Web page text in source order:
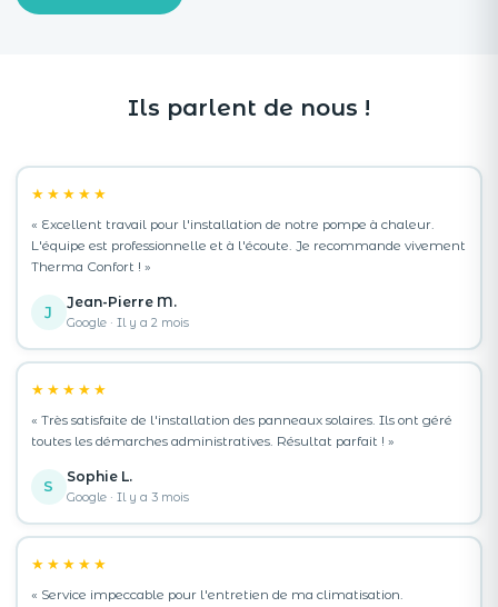
Ils parlent de nous !
★★★★★
« Excellent travail pour l'installation de notre pompe à chaleur.
L'équipe est professionnelle et à l'écoute. Je recommande vivement
Therma Confort ! »
J
Jean-Pierre M.
Google · Il y a 2 mois
★★★★★
« Très satisfaite de l'installation des panneaux solaires. Ils ont géré
toutes les démarches administratives. Résultat parfait ! »
S
Sophie L.
Google · Il y a 3 mois
★★★★★
« Service impeccable pour l'entretien de ma climatisation.